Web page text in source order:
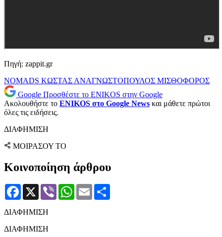
Πηγή: zappit.gr
NOMADS ΚΩΣΤΑΣ ΑΝΑΓΝΩΣΤΟΠΟΥΛΟΣ ΜΙΣΘΟΦΟΡΟΣ
Google Προσθέστε το ENIKOS στην Google
Ακολουθήστε το ENIKOS στο Google News και μάθετε πρώτοι
όλες τις ειδήσεις.
ΔΙΑΦΗΜΙΣΗ
ΜΟΙΡΑΣΟΥ ΤΟ
Κοινοποίηση άρθρου
Facebook
X Viber WhatsApp
Email
ΔΙΑΦΗΜΙΣΗ
ΔΙΑΦΗΜΙΣΗ